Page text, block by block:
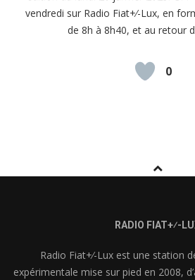
RSS FEED
vendredi sur Radio Fiat+⁄-Lux, en
de 8h à 8h40, et au retour
0
RADIO FIAT+⁄-
Radio Fiat+⁄-Lux est une station
expérimentale mise sur pied en 2008,